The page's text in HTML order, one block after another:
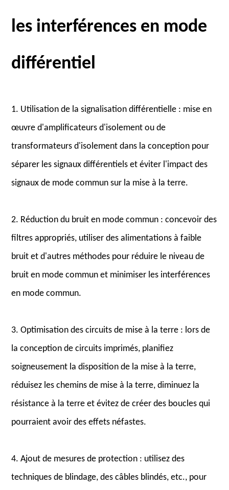
les interférences en mode
différentiel
1. Utilisation de la signalisation différentielle : mise en
œuvre d'amplificateurs d'isolement ou de
transformateurs d'isolement dans la conception pour
séparer les signaux différentiels et éviter l'impact des
signaux de mode commun sur la mise à la terre.
2. Réduction du bruit en mode commun : concevoir des
filtres appropriés, utiliser des alimentations à faible
bruit et d'autres méthodes pour réduire le niveau de
bruit en mode commun et minimiser les interférences
en mode commun.
3. Optimisation des circuits de mise à la terre : lors de
la conception de circuits imprimés, planifiez
soigneusement la disposition de la mise à la terre,
réduisez les chemins de mise à la terre, diminuez la
résistance à la terre et évitez de créer des boucles qui
pourraient avoir des effets néfastes.
4. Ajout de mesures de protection : utilisez des
techniques de blindage, des câbles blindés, etc., pour